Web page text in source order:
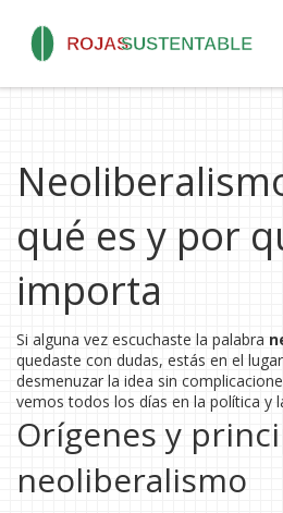
qué es y por
importa
Si alguna vez escuchaste la palabra
quedaste con dudas, estás en el
desmenuzar la idea sin
vemos todos los días en la política y
Orígenes y
neoliberalismo